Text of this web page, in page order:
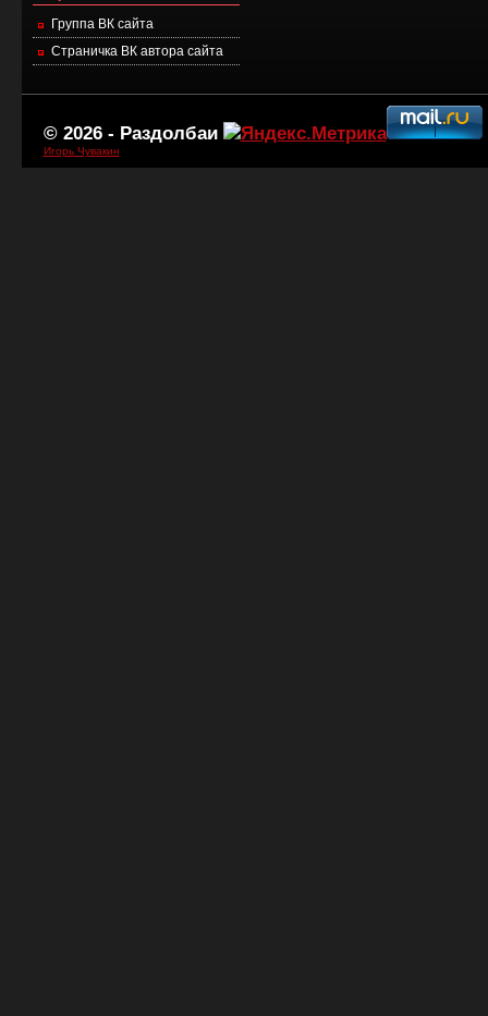
Группа ВК сайта
Страничка ВК автора сайта
© 2026 - Раздолбаи
Игорь Чувакин